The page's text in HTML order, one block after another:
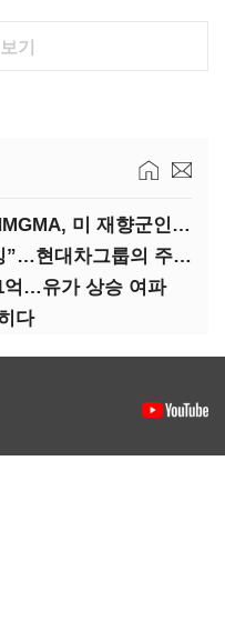
기
(단독) ‘구금 사태’ 현대차 HMGMA, 미 재향군인 채용 확대로 분위기 반전
“공동주택, 로봇이 발레파킹”…현대차그룹의 주차 실험
억…유가 상승 여파
다